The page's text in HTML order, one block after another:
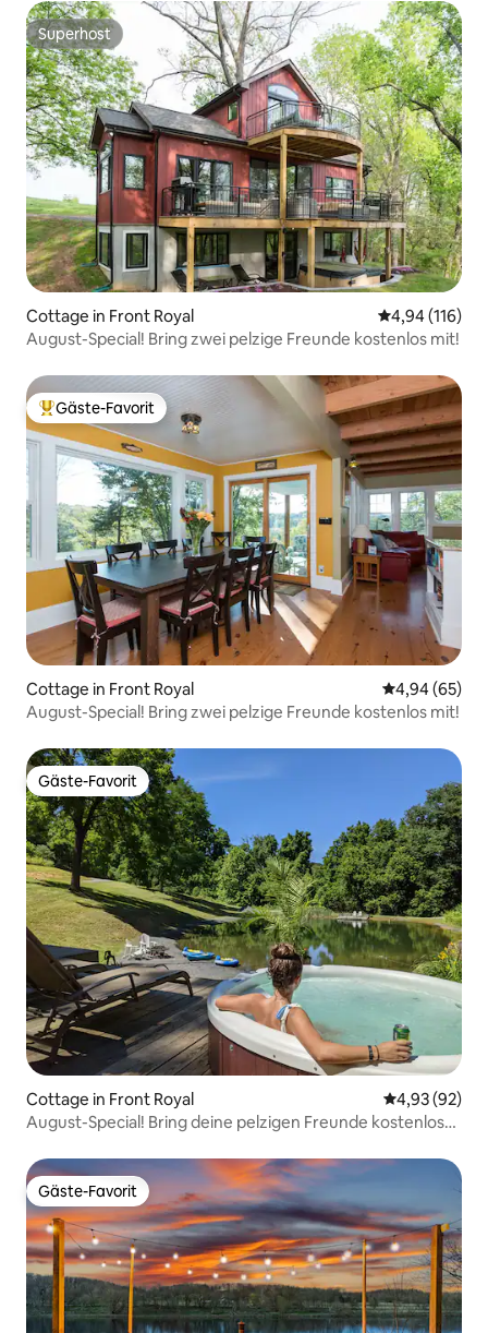
Superhost
Superhost
Cottage in Front Royal
4,94 (116)
August-Special! Bring zwei pelzige Freunde kostenlos mit!
Beliebter Gäste-Favorit.
Gäste-Favorit
Cottage in Front Royal
4,94 (65)
August-Special! Bring zwei pelzige Freunde kostenlos mit!
Gäste-Favorit
Gäste-Favorit
Cottage in Front Royal
4,93 (92)
August-Special! Bring deine pelzigen Freunde kostenlos
Gäste-Favorit
Gäste-Favorit